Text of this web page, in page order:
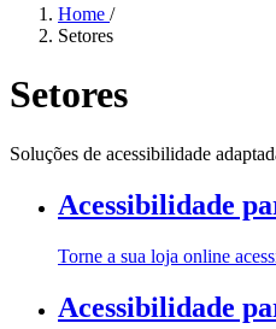
Home /
Setores
Setores
Soluções de acessibilidade
Acessibilidade
Torne a sua loja online
Acessibilidade